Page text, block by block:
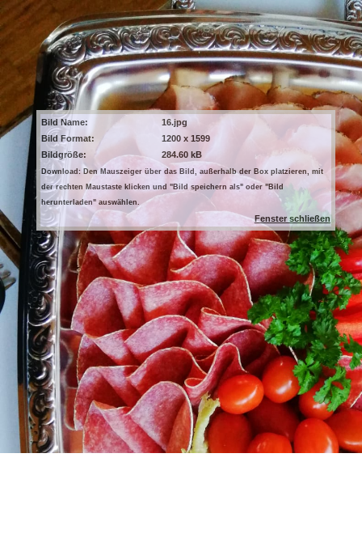
Bild Name:
16.jpg
Bild Format:
1200 x 1599
Bildgröße:
284.60 kB
Download: Den Mauszeiger über das Bild, außerhalb der Box platzieren, mit
der rechten Maustaste klicken und "Bild speichern als" oder "Bild
herunterladen" auswählen.
Fenster schließen